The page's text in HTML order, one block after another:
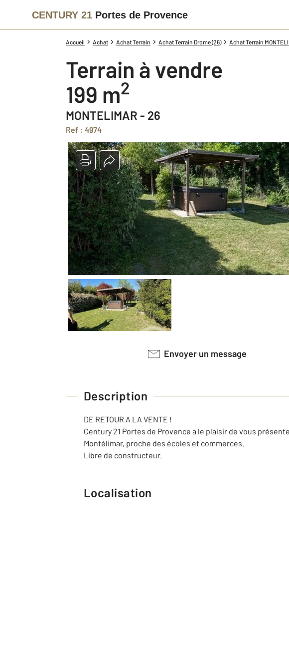
CENTURY 21 Portes de Provence
Accueil Achat Achat Terrain Achat Terrain Drome (26) Achat Terrain
Terrain à vendre
199 m2
MONTELIMAR - 26
Ref : 4974
Envoyer un message
Description
DE RETOUR A LA VENTE !
Century 21 Portes de Provence a le plaisir de vous
Montélimar, proche des écoles et commerces.
Libre de constructeur.
Localisation